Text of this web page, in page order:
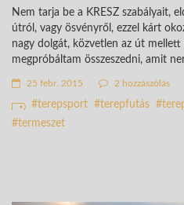
Nem tarja be a KRESZ szabályait,
útról, vagy ösvényről, ezzel kárt
nagy dolgát, közvetlen az út
megpróbáltam összeszedni, amit
25 febr. 2015 2 hozzászólás
terepsport terepfutás
termeszet